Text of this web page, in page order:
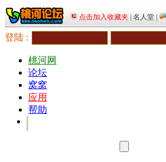
登陆 :
桃河网
论坛
窝窝
应用
帮助